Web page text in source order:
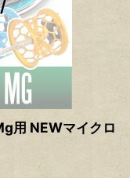
用 NEWマイクロ